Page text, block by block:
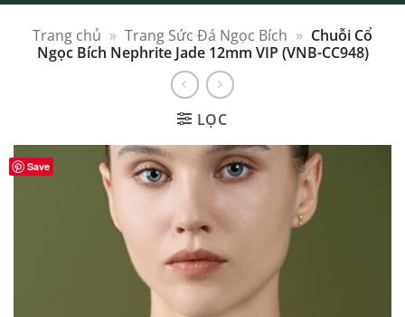
Trang chủ » Trang Sức Đá Ngọc Bích » Chuỗi Cổ
Ngọc Bích Nephrite Jade 12mm VIP (VNB-CC948)
LỌC
Save